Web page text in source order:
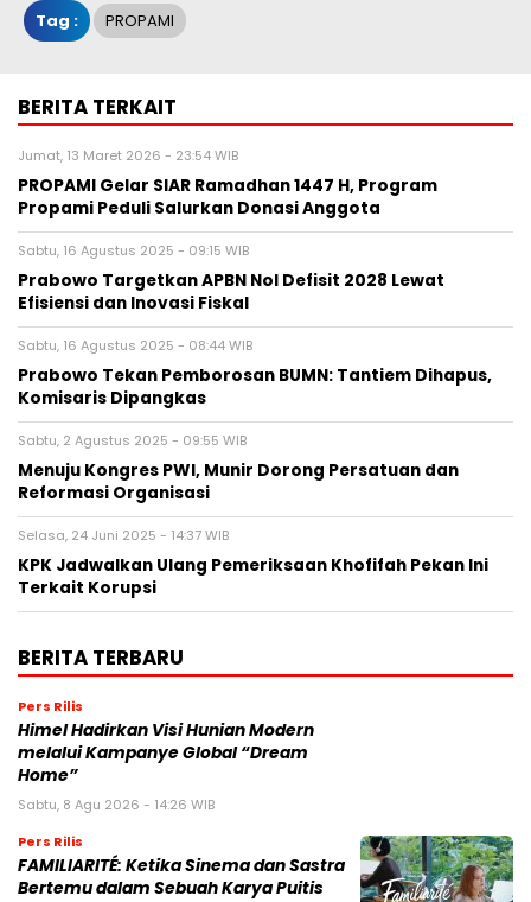
Tag : PROPAMI
BERITA TERKAIT
Jumat, 13 Maret 2026 - 23:54 WIB
PROPAMI Gelar SIAR Ramadhan 1447 H, Program
Propami Peduli Salurkan Donasi Anggota
Sabtu, 16 Agustus 2025 - 09:15 WIB
Prabowo Targetkan APBN Nol Defisit 2028 Lewat
Efisiensi dan Inovasi Fiskal
Sabtu, 16 Agustus 2025 - 08:44 WIB
Prabowo Tekan Pemborosan BUMN: Tantiem Dihapus,
Komisaris Dipangkas
Sabtu, 2 Agustus 2025 - 09:55 WIB
Menuju Kongres PWI, Munir Dorong Persatuan dan
Reformasi Organisasi
Selasa, 24 Juni 2025 - 14:37 WIB
KPK Jadwalkan Ulang Pemeriksaan Khofifah Pekan Ini
Terkait Korupsi
BERITA TERBARU
Pers Rilis
Himel Hadirkan Visi Hunian Modern
melalui Kampanye Global “Dream
Home”
Sabtu, 8 Agu 2026 - 14:26 WIB
Pers Rilis
FAMILIARITÉ: Ketika Sinema dan Sastra
Bertemu dalam Sebuah Karya Puitis